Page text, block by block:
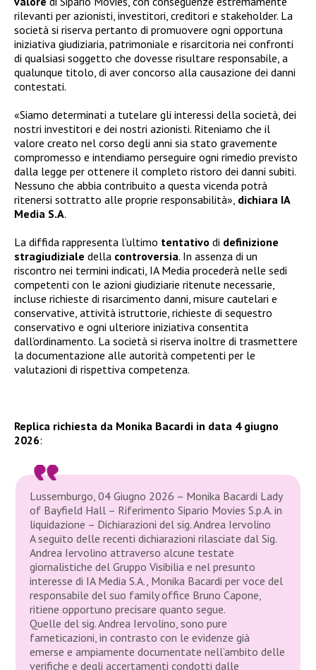
rilevanti per azionisti, investitori, creditori e stakeholder. La
società si riserva pertanto di promuovere ogni opportuna
iniziativa giudiziaria, patrimoniale e risarcitoria nei confronti
di qualsiasi soggetto che dovesse risultare responsabile, a
qualunque titolo, di aver concorso alla causazione dei danni
contestati.
«Siamo determinati a tutelare gli interessi della società, dei
nostri investitori e dei nostri azionisti. Riteniamo che il
valore creato nel corso degli anni sia stato gravemente
compromesso e intendiamo perseguire ogni rimedio previsto
dalla legge per ottenere il completo ristoro dei danni subiti.
Nessuno che abbia contribuito a questa vicenda potrà
ritenersi sottratto alle proprie responsabilità», dichiara IA
Media S.A.
La diffida rappresenta l’ultimo tentativo di definizione
stragiudiziale della controversia. In assenza di un
riscontro nei termini indicati, IA Media procederà nelle sedi
competenti con le azioni giudiziarie ritenute necessarie,
incluse richieste di risarcimento danni, misure cautelari e
conservative, attività istruttorie, richieste di sequestro
conservativo e ogni ulteriore iniziativa consentita
dall’ordinamento. La società si riserva inoltre di trasmettere
la documentazione alle autorità competenti per le
valutazioni di rispettiva competenza.
Replica richiesta da Monika Bacardi in data 4 giugno
2026:
Lussemburgo, 04 Giugno 2026 – Monika Bacardi Lady
of Bayfield Hall – Riferimento Sipario Movies S.p.A. in
liquidazione – Dichiarazioni del sig. Andrea Iervolino
A seguito delle recenti dichiarazioni rilasciate dal Sig.
Andrea Iervolino attraverso alcune testate
giornalistiche del Gruppo Visibilia e nel presunto
interesse di IA Media S.A., Monika Bacardi per voce del
responsabile del suo family office Bruno Capone,
ritiene opportuno precisare quanto segue.
Quelle del sig. Andrea Iervolino, sono pure
farneticazioni, in contrasto con le evidenze già
emerse e ampiamente documentate nell’ambito delle
verifiche e degli accertamenti condotti dalle